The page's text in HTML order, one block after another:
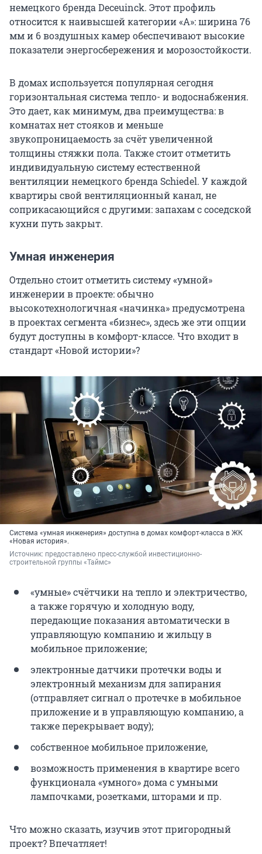
немецкого бренда Deceuinck. Этот профиль
относится к наивысшей категории «А»: ширина 76
мм и 6 воздушных камер обеспечивают высокие
показатели энергосбережения и морозостойкости.
В домах используется популярная сегодня
горизонтальная система тепло- и водоснабжения.
Это дает, как минимум, два преимущества: в
комнатах нет стояков и меньше
звукопроницаемость за счёт увеличенной
толщины стяжки пола. Также стоит отметить
индивидуальную систему естественной
вентиляции немецкого бренда Schiedel. У каждой
квартиры свой вентиляционный канал, не
соприкасающийся с другими: запахам с соседской
кухни путь закрыт.
Умная инженерия
Отдельно стоит отметить систему «умной»
инженерии в проекте: обычно
высокотехнологичная «начинка» предусмотрена
в проектах сегмента «бизнес», здесь же эти опции
будут доступны в комфорт-классе. Что входит в
стандарт «Новой истории»?
Система «умная инженерия» доступна в домах комфорт-класса в ЖК
«Новая история».
Источник: предоставлено пресс-службой инвестиционно-
строительной группы «Таймс»
«умные» счётчики на тепло и электричество,
а также горячую и холодную воду,
передающие показания автоматически в
управляющую компанию и жильцу в
мобильное приложение;
электронные датчики протечки воды и
электронный механизм для запирания
(отправляет сигнал о протечке в мобильное
приложение и в управляющую компанию, а
также перекрывает воду);
собственное мобильное приложение,
возможность применения в квартире всего
функционала «умного» дома с умными
лампочками, розетками, шторами и пр.
Что можно сказать, изучив этот пригородный
проект? Впечатляет!